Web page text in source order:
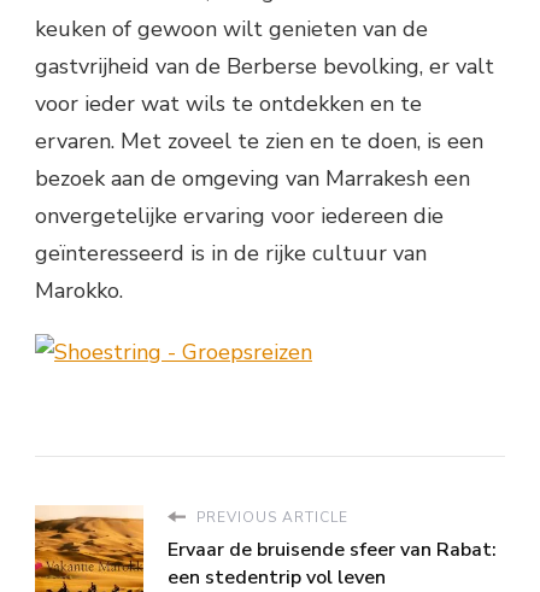
keuken of gewoon wilt genieten van de
gastvrijheid van de Berberse bevolking, er valt
voor ieder wat wils te ontdekken en te
ervaren. Met zoveel te zien en te doen, is een
bezoek aan de omgeving van Marrakesh een
onvergetelijke ervaring voor iedereen die
geïnteresseerd is in de rijke cultuur van
Marokko.
PREVIOUS ARTICLE
Ervaar de bruisende sfeer van Rabat:
een stedentrip vol leven